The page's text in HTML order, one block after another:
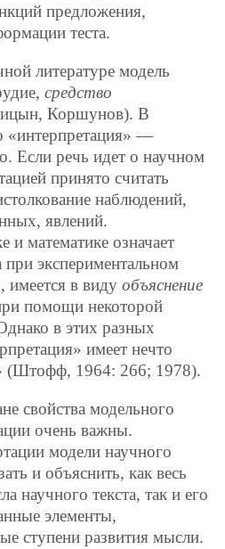
предложения,
теста.
литературе модель
средство
Коршунов). В
«интерпретация» —
Если речь идет о научном
принято считать
наблюдений,
явлений.
и математике означает
при экспериментальном
имеется в виду объяснение
помощи некоторой
в этих разных
имеет нечто
(Штофф, 1964: 266; 1978).
свойства модельного
очень важны.
модели научного
и объяснить, как весь
научного текста, так и его
элементы,
ступени развития мысли.